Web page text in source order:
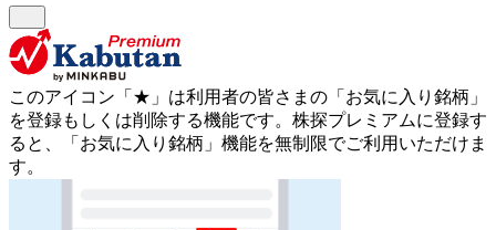
このアイコン 「★」 は利用者の皆さまの 「お気に入り銘柄」
を登録もしくは削除する機能です。 株探プレミアムに登録す
ると、「お気に入り銘柄」機能を無制限でご利用いただけま
す。